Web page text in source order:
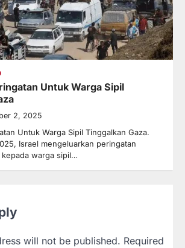
Untuk Warga Sipil
2, 2025
Untuk Warga Sipil Tinggalkan Gaza.
Israel mengeluarkan peringatan
warga sipil…
will not be published. Required